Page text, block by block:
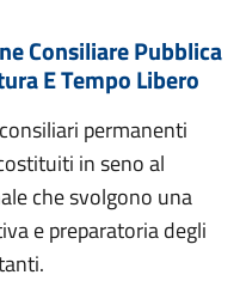
Consiliare Pubblica
E Tempo Libero
permanenti
in seno al
che svolgono una
e preparatoria degli